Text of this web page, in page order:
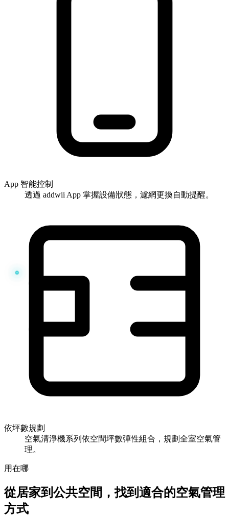
App 智能控制
透過 addwii App 掌握設備狀態，濾網更換自動提醒。
依坪數規劃
空氣清淨機系列依空間坪數彈性組合，規劃全室空氣管
理。
用在哪
從居家到公共空間，找到適合的空氣管理
方式